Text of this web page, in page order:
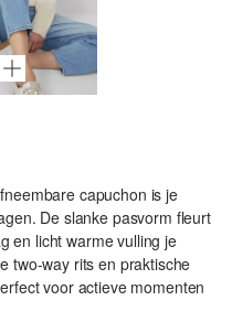
capuchon is je
De slanke pasvorm fleurt
en licht warme vulling je
two-way rits en praktische
voor actieve momenten